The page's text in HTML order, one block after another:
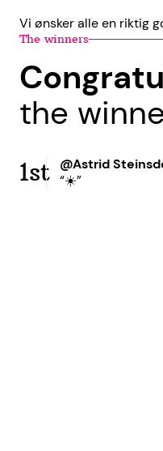
Vi ønsker alle en riktig
The winners
the
1st
@Astrid
“☀️”